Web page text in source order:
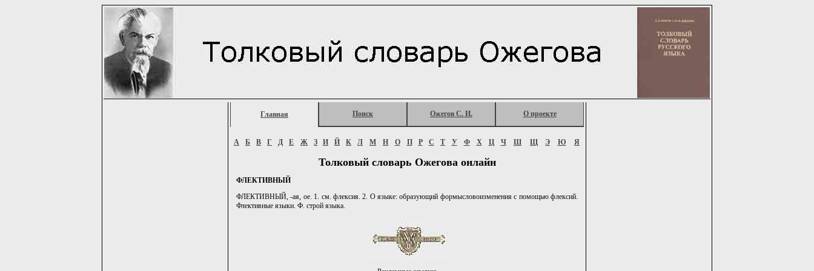
Главная Поиск Ожегов С. И. О проекте
А Б В Г Д Е Ж З И Й К Л М Н О П Р С Т У Ф Х Ц Ч Ш Щ Э Ю Я
Толковый словарь Ожегова онлайн
ФЛЕКТИВНЫЙ
ФЛЕКТИВНЫЙ, -ая, ое. 1. см. флексия. 2. О языке: образующий формысловоизменения с помощью флексий.
Флективные языки. Ф. строй языка.